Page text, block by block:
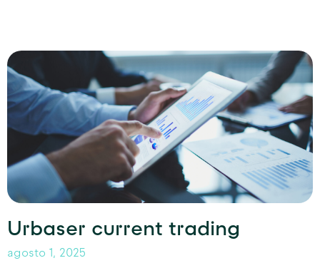
Urbaser current trading
agosto 1, 2025